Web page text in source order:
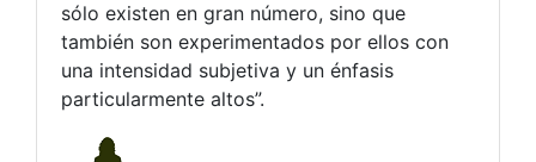
sólo existen en gran número, sino que
también son experimentados por ellos con
una intensidad subjetiva y un énfasis
particularmente altos”.